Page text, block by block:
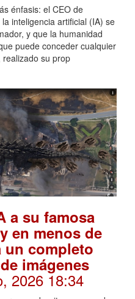
énfasis: el CEO de
inteligencia artificial (IA) se
y que la humanidad
puede conceder cualquier
su prop
a su famosa
en menos de
un completo
imágenes
2026 18:34